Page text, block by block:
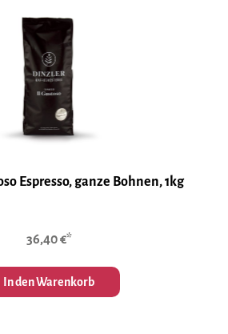
Espresso, ganze Bohnen, 1kg
36,40 €*
In den Warenkorb